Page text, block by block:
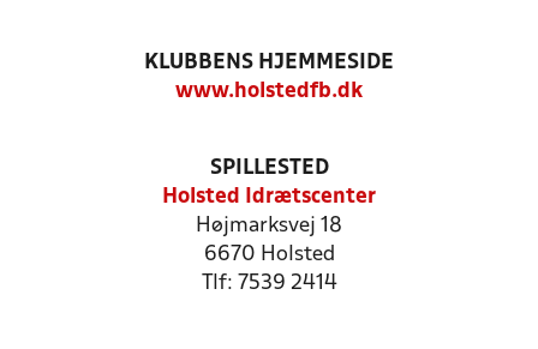
KLUBBENS HJEMMESIDE
www.holstedfb.dk
SPILLESTED
Holsted Idrætscenter
Højmarksvej 18
6670 Holsted
Tlf: 7539 2414